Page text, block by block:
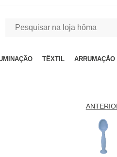
TÊXTIL ARRUMAÇÃO